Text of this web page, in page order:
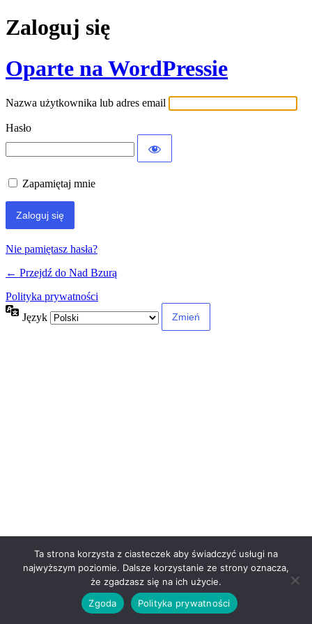
Zaloguj się
Oparte na WordPressie
Nazwa użytkownika lub adres email
Hasło
Zapamiętaj mnie
Nie pamiętasz hasła?
← Przejdź do Nad Bzurą
Polityka prywatności
Język
Ta strona korzysta z ciasteczek aby świadczyć usługi na
najwyższym poziomie. Dalsze korzystanie ze strony oznacza,
że zgadzasz się na ich użycie.
Zgoda
Polityka prywatności